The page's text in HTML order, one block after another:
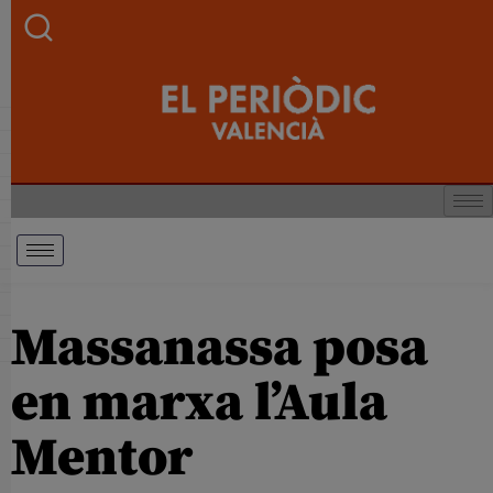
Massanassa posa
en marxa l’Aula
Mentor